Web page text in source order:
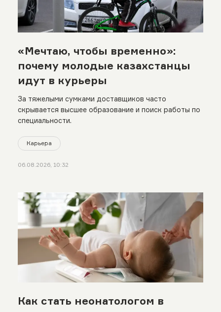
«Мечтаю, чтобы временно»:
почему молодые казахстанцы
идут в курьеры
За тяжелыми сумками доставщиков часто
скрывается высшее образование и поиск работы по
специальности.
Карьера
06.08.2026, 10:32
Как стать неонатологом в